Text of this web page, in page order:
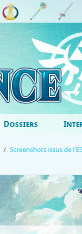
Dossiers
Screenshots issus de